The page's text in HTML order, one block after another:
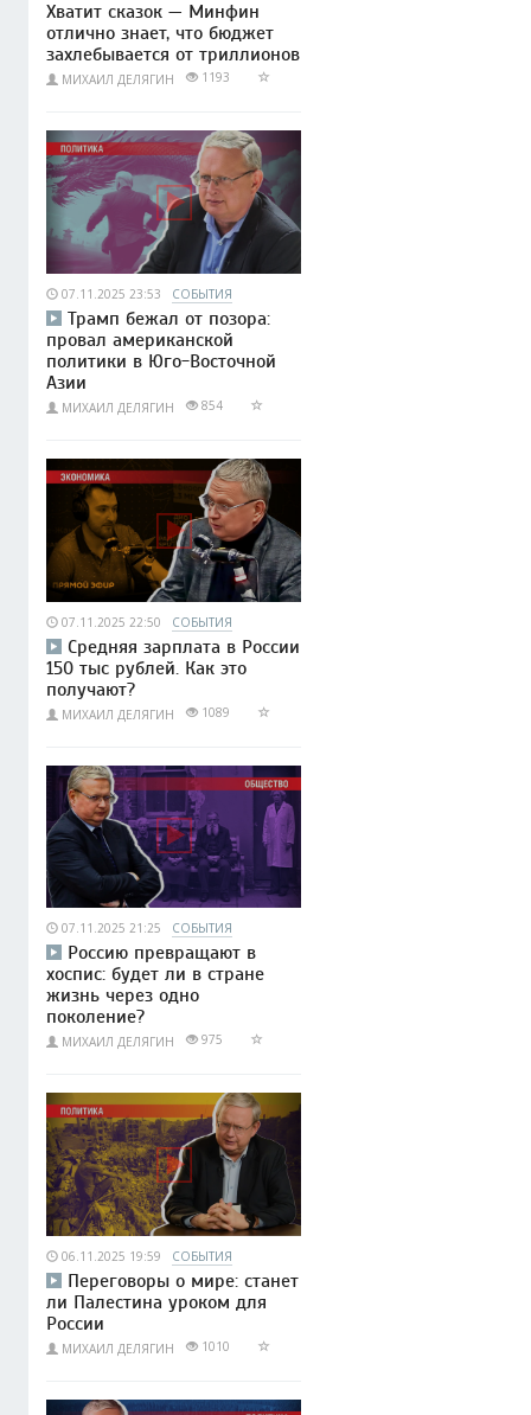
Хватит сказок — Минфин
отлично знает, что бюджет
захлебывается от триллионов
МИХАИЛ ДЕЛЯГИН 1193
07.11.2025 23:53 СОБЫТИЯ
Трамп бежал от позора:
провал американской
политики в Юго-Восточной
Азии
МИХАИЛ ДЕЛЯГИН 854
07.11.2025 22:50 СОБЫТИЯ
Средняя зарплата в России
150 тыс рублей. Как это
получают?
МИХАИЛ ДЕЛЯГИН 1089
07.11.2025 21:25 СОБЫТИЯ
Россию превращают в
хоспис: будет ли в стране
жизнь через одно
поколение?
МИХАИЛ ДЕЛЯГИН 975
06.11.2025 19:59 СОБЫТИЯ
Переговоры о мире: станет
ли Палестина уроком для
России
МИХАИЛ ДЕЛЯГИН 1010